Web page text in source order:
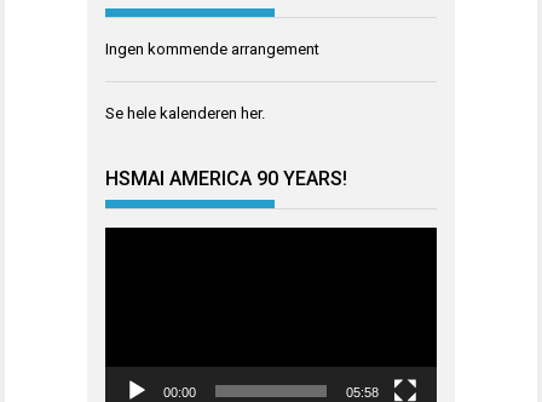
Ingen kommende arrangement
Se hele kalenderen her.
HSMAI AMERICA 90 YEARS!
00:00 05:58